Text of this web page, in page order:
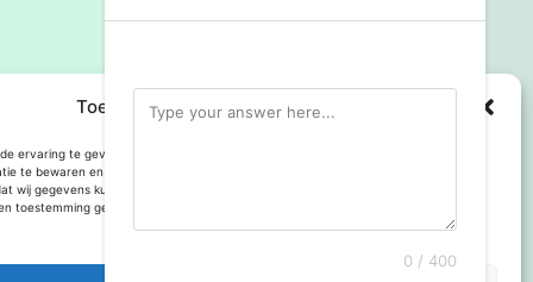
Toestemming cookies beheren
ervaring te geven op deze website maken we gebruik van cookies om
te bewaren en of te gebruiken. Toestemming voor gebruik van deze technologie
wij gegevens kunnen verwerken, zoals browsgedrag of bezoekers van deze site.
toestemming geeft kan dit het gebruik van enkele onderdelen van de site
Met trots aangedreven doorWordPress.
0 / 400